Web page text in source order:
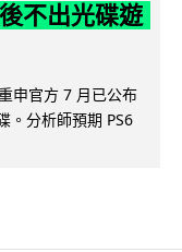
不出光碟遊
申官方 7 月已公布
。分析師預期 PS6